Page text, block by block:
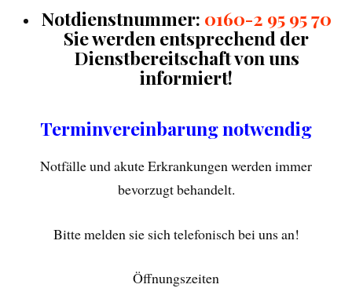
Notdienstnummer: 0160-2 95 95 70
Sie werden entsprechend der
Dienstbereitschaft von uns
informiert!
Terminvereinbarung notwendig
Notfälle und akute Erkrankungen werden immer
bevorzugt behandelt.
Bitte melden sie sich telefonisch bei uns an!
Öffnungszeiten